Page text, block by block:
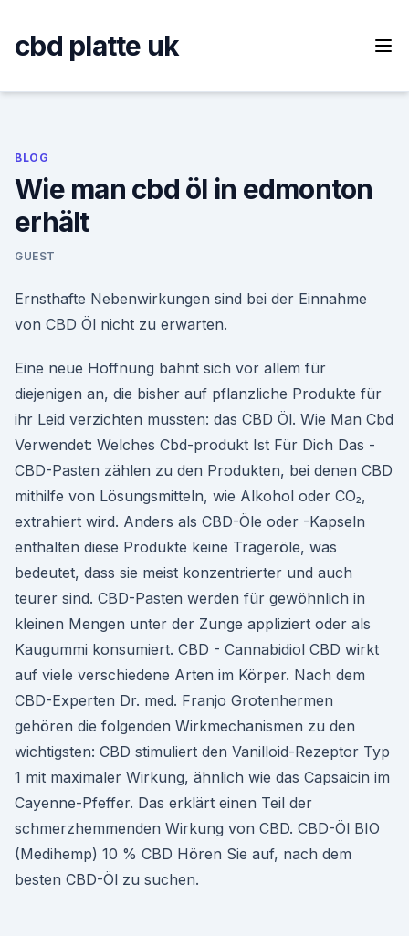
content
cbd platte uk
BLOG
Wie man cbd öl in edmonton
erhält
GUEST
Ernsthafte Nebenwirkungen sind bei der Einnahme
von CBD Öl nicht zu erwarten.
Eine neue Hoffnung bahnt sich vor allem für
diejenigen an, die bisher auf pflanzliche Produkte für
ihr Leid verzichten mussten: das CBD Öl. Wie Man Cbd
Verwendet: Welches Cbd-produkt Ist Für Dich Das -
CBD-Pasten zählen zu den Produkten, bei denen CBD
mithilfe von Lösungsmitteln, wie Alkohol oder CO₂,
extrahiert wird. Anders als CBD-Öle oder -Kapseln
enthalten diese Produkte keine Trägeröle, was
bedeutet, dass sie meist konzentrierter und auch
teurer sind. CBD-Pasten werden für gewöhnlich in
kleinen Mengen unter der Zunge appliziert oder als
Kaugummi konsumiert. CBD - Cannabidiol CBD wirkt
auf viele verschiedene Arten im Körper. Nach dem
CBD-Experten Dr. med. Franjo Grotenhermen
gehören die folgenden Wirkmechanismen zu den
wichtigsten: CBD stimuliert den Vanilloid-Rezeptor Typ
1 mit maximaler Wirkung, ähnlich wie das Capsaicin im
Cayenne-Pfeffer. Das erklärt einen Teil der
schmerzhemmenden Wirkung von CBD. CBD-Öl BIO
(Medihemp) 10 % CBD Hören Sie auf, nach dem
besten CBD-Öl zu suchen.